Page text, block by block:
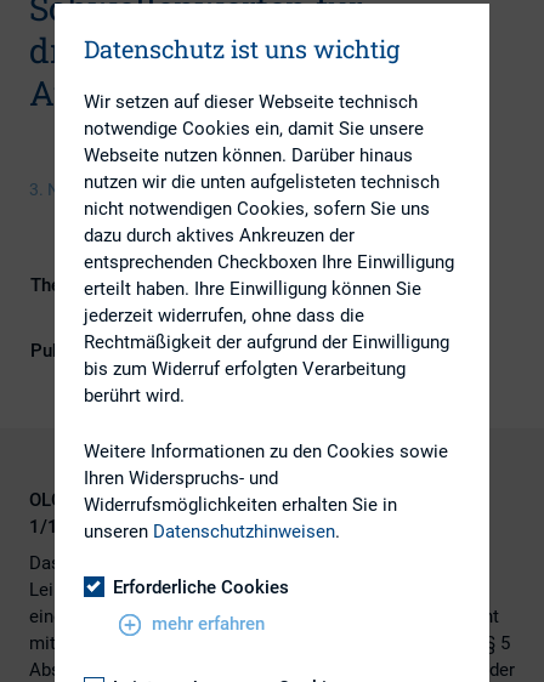
drittelmitbestimmten
Aufsichtsrat
3. November 2016
Themengebiete
ESG (inkl. Nachhaltigkeit &
Governance), Kapitalmarktrecht
Publikationsform
Externe Publikationen
OLG Saarbrücken, Beschluss vom 02.03.2016, Az. 4 W
1/15, NZG 2016, Heft 24, S. 941
Das OLG Saarbrücken hat entschieden, dass
Leiharbeitnehmer beim Schwellenwert für die Errichtung
eines drittelparitätisch mitbestimmten Aufsichtsrats nicht
mitzuzählen sind. Dies gelte selbst dann, wenn sie gem. § 5
Abs. 2 S. 2 BetrVG i. V. m. § 7 Abs. 2 BetrVG an der Wahl der
Datenschutz ist uns wichtig
Wir setzen auf dieser Webseite technisch
notwendige Cookies ein, damit Sie unsere
Webseite nutzen können. Darüber hinaus
nutzen wir die unten aufgelisteten technisch
nicht notwendigen Cookies, sofern Sie uns
dazu durch aktives Ankreuzen der
entsprechenden Checkboxen Ihre Einwilligung
erteilt haben. Ihre Einwilligung können Sie
jederzeit widerrufen, ohne dass die
Rechtmäßigkeit der aufgrund der Einwilligung
bis zum Widerruf erfolgten Verarbeitung
berührt wird.
Weitere Informationen zu den Cookies sowie
Ihren Widerspruchs- und
Widerrufsmöglichkeiten erhalten Sie in
unseren Datenschutzhinweisen.
Erforderliche Cookies
mehr erfahren